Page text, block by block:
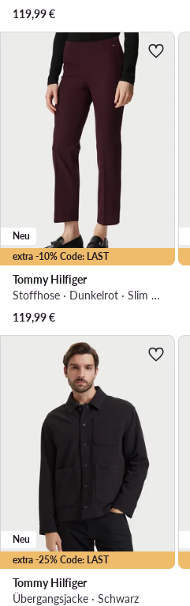
119,99€
extra -10% Code: LAST
Neu
Tommy Hilfiger
Stoffhose · Dunkelrot · Slim Fit
119,99€
extra -25% Code: LAST
Neu
Tommy Hilfiger
Übergangsjacke · Schwarz